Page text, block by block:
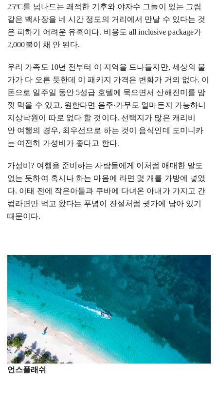
25ºC를 넘나드는 쾌적한 기후와 야자수 그늘이 있는 그림
같은 백사장을 네 시간 정도의 거리에서 만날 수 있다는 것
은 피하기 어려운 유혹이다. 비용도all inclusive package가
2,000불이 채 안 된다.
우리 가족도 10년 전부터 이 지역을 드나들지만, 세상의 물
가가 다 오른 듯한데 이 패키지 가격은 변화가 거의 없다. 이
돈으로 일주일 동안 5성급 호텔에 묵으면서 산해진미를 맘
껏 먹을 수 있고, 원한다면 음주·가무도 얼마든지 가능하니
지상낙원이 따로 없다 할 것이다. 선택지가 많은 캐리비
안 여행의 경우, 최우선으로 하는 것이 음식인데 도미니카
는 여전히 가성비가 좋다고 한다.
가성비? 여행을 준비하는 사람들에게 이처럼 애매한 말도
없는 듯하여 혹시나 하는 마음에 라면 몇 개를 가방에 넣었
다. 이태 전에 작은아들과 쿠바에 다녀온 아내가 가지고 간
컵라면만 먹고 왔다는 푸념이 잔설처럼 귓가에 남아 있기
때문이다.
언스플래쉬